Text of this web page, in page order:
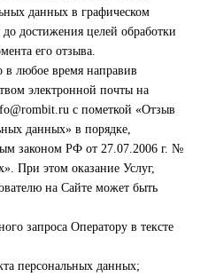
данных в графическом
достижения целей обработки
его отзыва.
в любое время направив
электронной почты на
с пометкой «Отзыв
данных» в порядке,
законом РФ от 27.07.2006 г. №
При этом оказание Услуг,
на Сайте может быть
запроса Оператору в тексте
персональных данных;